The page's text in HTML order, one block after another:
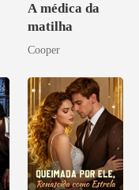
A médica da
matilha
Cooper